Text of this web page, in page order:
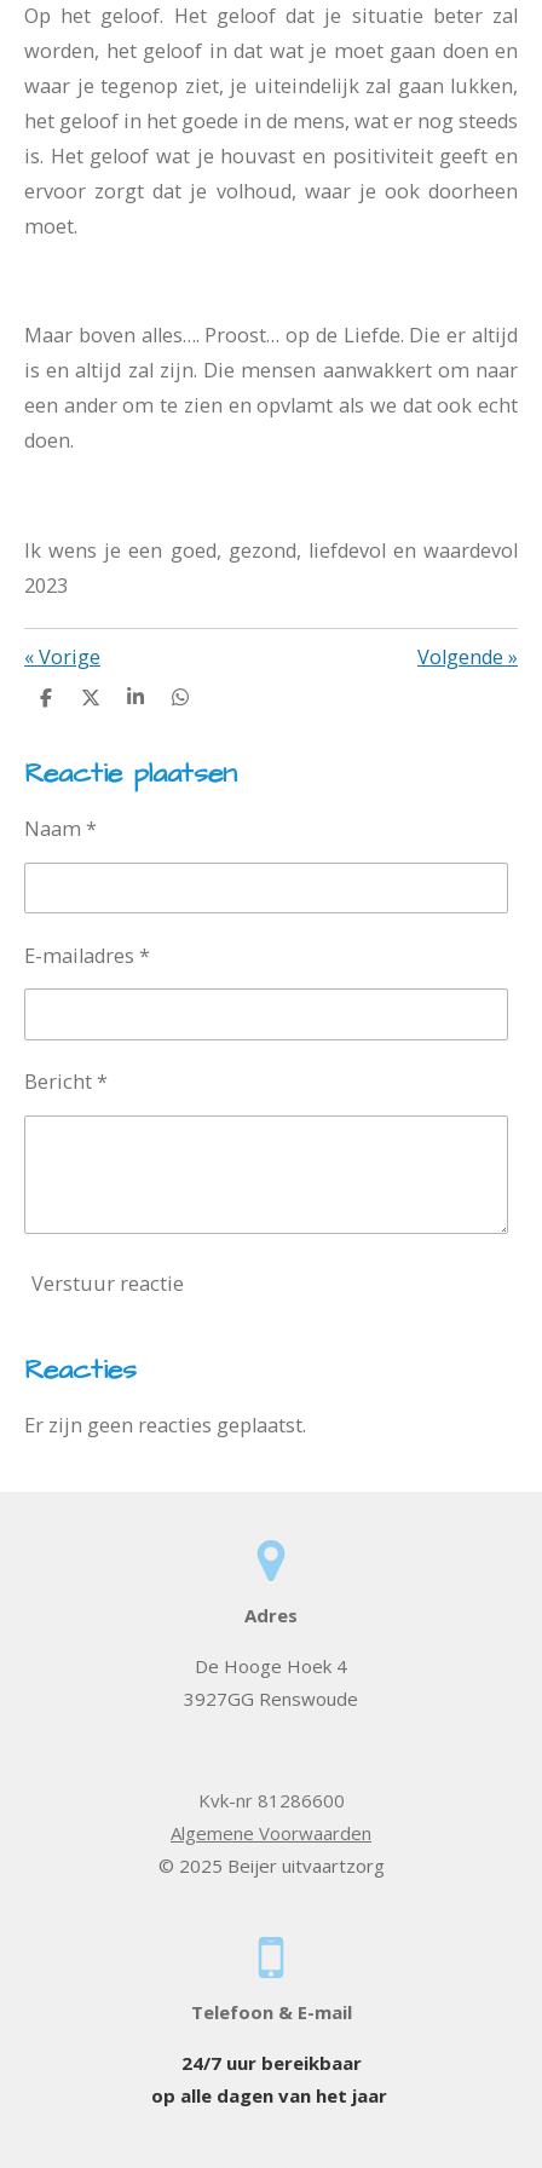
Op het geloof. Het geloof dat je situatie beter zal
worden, het geloof in dat wat je moet gaan doen en
waar je tegenop ziet, je uiteindelijk zal gaan lukken,
het geloof in het goede in de mens, wat er nog steeds
is. Het geloof wat je houvast en positiviteit geeft en
ervoor zorgt dat je volhoud, waar je ook doorheen
moet.
Maar boven alles…. Proost… op de Liefde. Die er altijd
is en altijd zal zijn. Die mensen aanwakkert om naar
een ander om te zien en opvlamt als we dat ook echt
doen.
Ik wens je een goed, gezond, liefdevol en waardevol
2023
«Vorige Volgende »
D
e
n
D
l
S
r
e
D
e
n
Reactie plaatsen
Naam *
E-mailadres *
Bericht *
Verstuur reactie
Reacties
Er zijn geen reacties geplaatst.
Adres
De Hooge Hoek 4
3927GG Renswoude
Kvk-nr 81286600
Algemene Voorwaarden
© 2025 Beijer uitvaartzorg
Telefoon & E-mail
24/7 uur bereikbaar
op alle dagen van het jaar